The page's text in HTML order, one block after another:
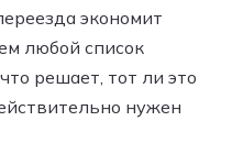
экономит
любой список
решает, тот ли это
нужен